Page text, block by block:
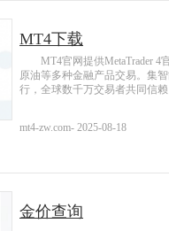
MT4下载
MT4官网提供MetaTrader 4
原油等多种金融产品交易。集
行，全球数千万交易者共同信赖
mt4-zw.com- 2025-08-18
金价查询